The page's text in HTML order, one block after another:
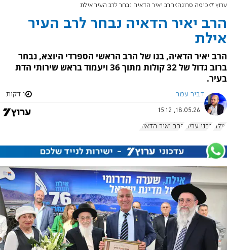
ערוץ 7 כיפה סרוגה הרב יאיר הדאיה נבחר לרב העיר אילת
הרב יאיר הדאיה נבחר לרב העיר
אילת
הרב יאיר הדאיה, בנו של הרב הראשי הספרדי היוצא, נבחר
ברוב גדול של 32 קולות מתוך 36 ויעמוד בראש שירותי הדת
בעיר.
דביר עמר 1 דקות
18.05.26, 15:12
אילת רבני ערים הרב יאיר הדאיה